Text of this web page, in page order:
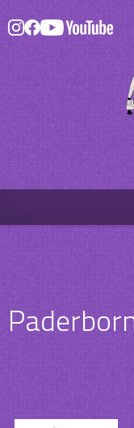
Skip
to
content